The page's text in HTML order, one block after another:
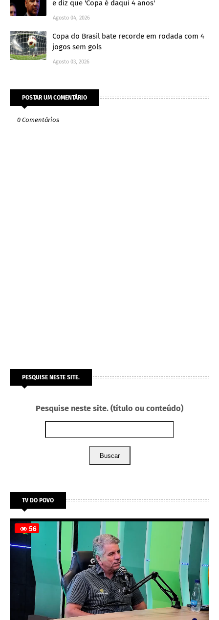
e diz que 'Copa é daqui 4 anos'
Agosto 04, 2026
Copa do Brasil bate recorde em rodada com 4
jogos sem gols
Agosto 03, 2026
POSTAR UM COMENTÁRIO
0 Comentários
PESQUISE NESTE SITE.
Pesquise neste site. (título ou conteúdo)
Buscar
TV DO POVO